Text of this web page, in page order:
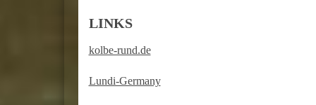
LINKS
kolbe-rund.de
Lundi-Germany